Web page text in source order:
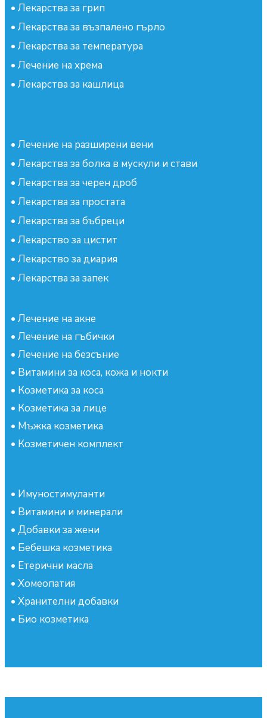
• Лекарства за грип
• Лекарства за възпалено гърло
• Лекарства за температура
• Лечение на хрема
• Лекарства за кашлица
• Лечение на разширени вени
• Лекарства за болка в мускули и стави
• Лекарства за черен дроб
• Лекарства за простата
• Лекарства за бъбреци
• Лекарство за цистит
• Лекарство за диария
• Лекарства за запек
• Лечение на акне
• Лечение на гъбички
• Лечение на безсъние
• Витамини за коса, кожа и нокти
• Козметика за коса
• Козметика за лице
• Мъжка козметика
• Козметичен комплект
• Имуностимуланти
• Витамини и минерали
• Добавки за жени
• Бебешка козметика
• Етерични масла
• Хомеопатия
• Хранителни добавки
• Био козметика